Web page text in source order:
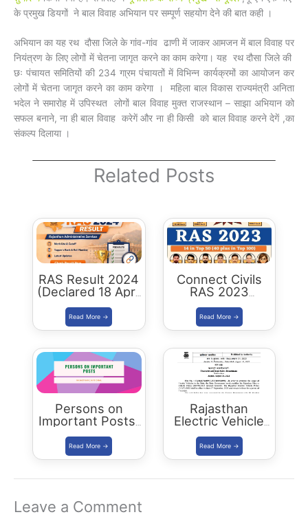
के प्रमुख डियगों ने बाल विवाह अभियान पर सम्पूर्ण सहयोग देने की बात कही ।
अभियान का यह रथ दौसा जिले के गांव-गांव ढाणी में जाकर आमजन में बाल विवाह पर
नियंत्रण के लिए लोगों में चेतना जागृत करने का काम करेगा। यह रथ दौसा जिले की
छः पंचायत समितियों की 234 गा्रम पंचायतों में विभिन्न कार्यक्रमों का आयोजन कर
लोगों में चेतना जागृत करने का काम करेगा । महिला बाल विकास राज्यमंत्री अनिता
भदेल ने समारोह में उपिस्थत लोगों बाल विवाह मुक्त राजस्थान – साझा अभियान को
सफल बनाने, ना ही बाल विवाह करेगें और ना ही किसी को बाल विवाह करने देगें ,का
संकल्प दिलाया ।
Related Posts
RAS Result 2024
(Declared 18 April
2026) : Merit List,
Cutoff & Toppers
Connect Civils
RAS 2023
Success : 40
Plus Connect
Civils Aspirants
Rajasthan
Persons on
Important Posts:
January 2024
Rajasthan
Electric Vehicle
Policy
(REVP)-2022
released
Leave a Comment